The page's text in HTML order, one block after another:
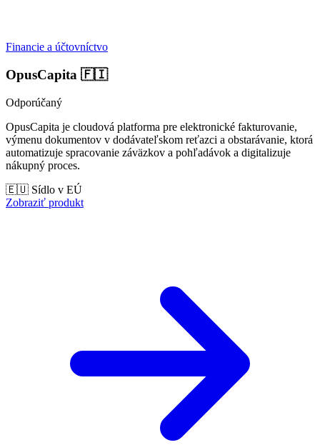
Financie a účtovníctvo
OpusCapita 🇫🇮
Odporúčaný
OpusCapita je cloudová platforma pre elektronické fakturovanie,
výmenu dokumentov v dodávateľskom reťazci a obstarávanie, ktorá
automatizuje spracovanie záväzkov a pohľadávok a digitalizuje
nákupný proces.
🇪🇺 Sídlo v EÚ
Zobraziť produkt